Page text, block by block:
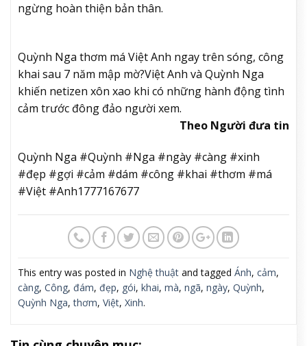
ngừng hoàn thiện bản thân.
Quỳnh Nga thơm má Việt Anh ngay trên sóng, công
khai sau 7 năm mập mờ?Việt Anh và Quỳnh Nga
khiến netizen xôn xao khi có những hành động tình
cảm trước đông đảo người xem.
Theo Người đưa tin
Quỳnh Nga #Quỳnh #Nga #ngày #càng #xinh
#đẹp #gợi #cảm #dám #công #khai #thơm #má
#Việt #Anh1777167677
This entry was posted in Nghệ thuật and tagged Ánh, cảm,
càng, Công, đám, đẹp, gói, khai, mà, ngã, ngày, Quỳnh,
Quỳnh Nga,thơm, Việt, Xinh.